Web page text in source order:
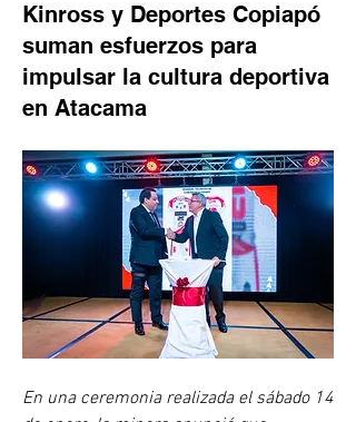
Kinross y Deportes Copiapó
suman esfuerzos para
impulsar la cultura deportiva
en Atacama
En una ceremonia realizada el sábado 14